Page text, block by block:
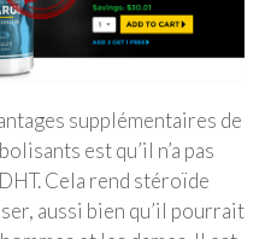
supplémentaires de
est qu’il n’a pas
Cela rend stéroïde
aussi bien qu’il pourrait